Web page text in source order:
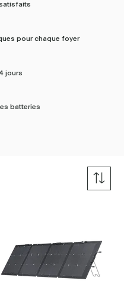
pour chaque foyer
jours
batteries